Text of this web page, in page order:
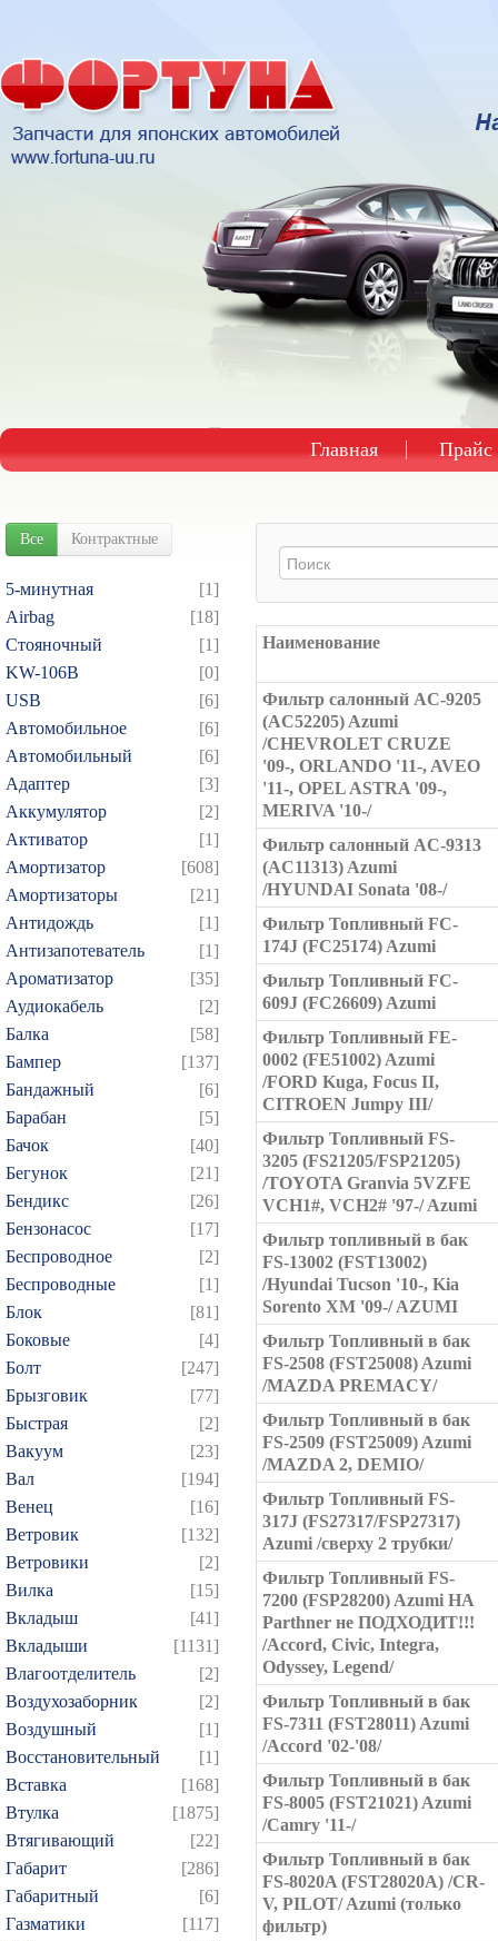
Главная Прайс
Все Контрактные
5-минутная
[1]
Airbag
[18]
Cтояночный
[1]
KW-106B
[0]
USB
[6]
Автомобильное
[6]
Автомобильный
[6]
Адаптер
[3]
Аккумулятор
[2]
Активатор
[1]
Амортизатор
[608]
Амортизаторы
[21]
Антидождь
[1]
Антизапотеватель
[1]
Ароматизатор
[35]
Аудиокабель
[2]
Балка
[58]
Бампер
[137]
Бандажный
[6]
Барабан
[5]
Бачок
[40]
Бегунок
[21]
Бендикс
[26]
Бензонасос
[17]
Беспроводное
[2]
Беспроводные
[1]
Блок
[81]
Боковые
[4]
Болт
[247]
Брызговик
[77]
Быстрая
[2]
Вакуум
[23]
Вал
[194]
Венец
[16]
Ветровик
[132]
Ветровики
[2]
Вилка
[15]
Вкладыш
[41]
Вкладыши
[1131]
Влагоотделитель
[2]
Воздухозаборник
[2]
Воздушный
[1]
Восстановительный
[1]
Вставка
[168]
Втулка
[1875]
Втягивающий
[22]
Габарит
[286]
Габаритный
[6]
Газматики
[117]
Наименование
Фильтр салонный AC-9205
(AC52205) Azumi
/CHEVROLET CRUZE
'09-, ORLANDO '11-, AVEO
'11-, OPEL ASTRA '09-,
MERIVA '10-/
Фильтр салонный AC-9313
(AC11313) Azumi
/HYUNDAI Sonata '08-/
Фильтр Топливный FC-
174J (FC25174) Azumi
Фильтр Топливный FC-
609J (FC26609) Azumi
Фильтр Топливный FE-
0002 (FE51002) Azumi
/FORD Kuga, Focus II,
CITROEN Jumpy III/
Фильтр Топливный FS-
3205 (FS21205/FSP21205)
/TOYOTA Granvia 5VZFE
VCH1#, VCH2# '97-/ Azumi
Фильтр топливный в бак
FS-13002 (FST13002)
/Hyundai Tucson '10-, Kia
Sorento XM '09-/ AZUMI
Фильтр Топливный в бак
FS-2508 (FST25008) Azumi
/MAZDA PREMACY/
Фильтр Топливный в бак
FS-2509 (FST25009) Azumi
/MAZDA 2, DEMIO/
Фильтр Топливный FS-
317J (FS27317/FSP27317)
Azumi /сверху 2 трубки/
Фильтр Топливный FS-
7200 (FSP28200) Azumi НА
Parthner не ПОДХОДИТ!!!
/Accord, Civic, Integra,
Odyssey, Legend/
Фильтр Топливный в бак
FS-7311 (FST28011) Azumi
/Accord '02-'08/
Фильтр Топливный в бак
FS-8005 (FST21021) Azumi
/Camry '11-/
Фильтр Топливный в бак
FS-8020A (FST28020A) /CR-
V, PILOT/ Azumi (только
фильтр)